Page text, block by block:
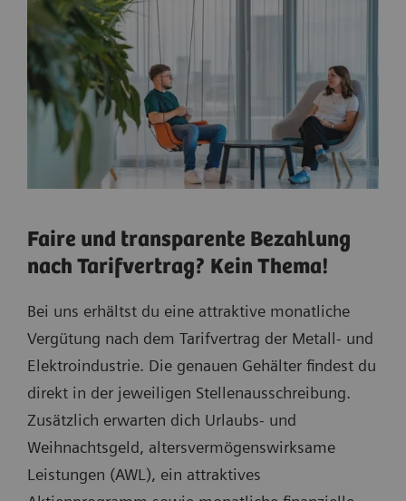
Faire und transparente Bezahlung
nach Tarifvertrag? Kein Thema!
Bei uns erhältst du eine attraktive monatliche
Vergütung nach dem Tarifvertrag der Metall- und
Elektroindustrie. Die genauen Gehälter findest du
direkt in der jeweiligen Stellenausschreibung.
Zusätzlich erwarten dich Urlaubs- und
Weihnachtsgeld, altersvermögenswirksame
Leistungen (AWL), ein attraktives